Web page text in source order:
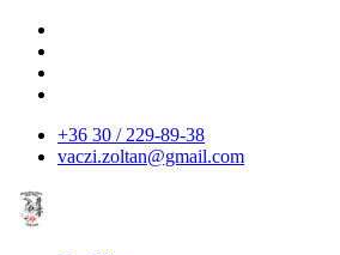
+36 30 / 229-89-38
vaczi.zoltan@gmail.com